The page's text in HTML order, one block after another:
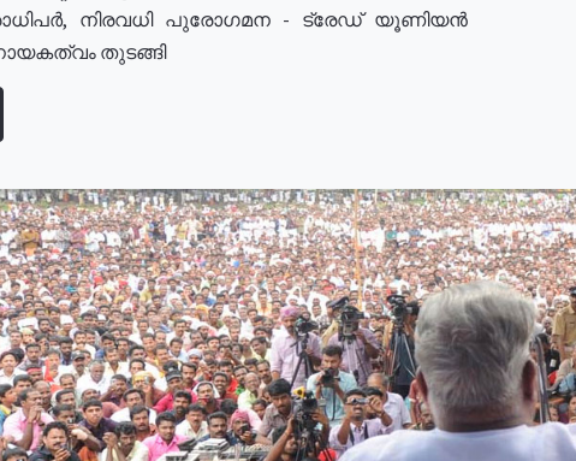
നിരവധി പുരോഗമന - ട്രേഡ് യൂണിയൻ
തുടങ്ങി